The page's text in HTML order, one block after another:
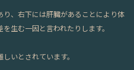
、右下には肝臓があることにより体
生む一因と言われたりします。
いとされています。